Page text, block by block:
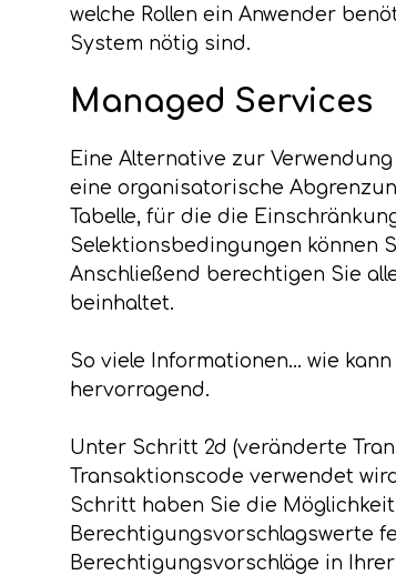
welche Rollen ein Anwender
System nötig sind.
Managed Services
Eine Alternative zur
eine organisatorische
Tabelle, für die die
Selektionsbedingungen können
Anschließend berechtigen Sie
beinhaltet.
So viele Informationen... wie
hervorragend.
Unter Schritt 2d (veränderte
Transaktionscode verwendet
Schritt haben Sie die
Berechtigungsvorschlagswerte
Berechtigungsvorschläge in